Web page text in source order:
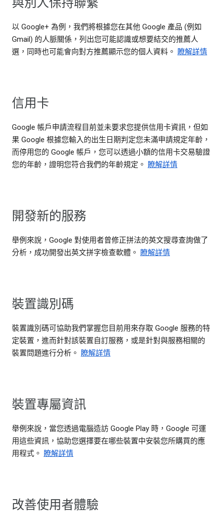
以 Google+ 為例，我們將根據您在其他 Google 產品 (例如
Gmail) 的人脈關係，列出您可能認識或想要結交的推薦人
選，同時也可能會向對方推薦顯示您的個人資料。
瞭解詳情
信用卡
Google 帳戶申請流程目前並未要求您提供信用卡資訊，但如
果 Google 根據您輸入的出生日期判定您未滿申請規定年齡，
而停用您的 Google 帳戶，您可以透過小額的信用卡交易驗證
您的年齡，證明您符合我們的年齡規定。
瞭解詳情
開發新的服務
舉例來說，Google 對使用者曾修正拼法的英文搜尋查詢做了
分析，成功開發出英文拼字檢查軟體。
瞭解詳情
裝置識別碼
裝置識別碼可協助我們掌握您目前用來存取 Google 服務的特
定裝置，進而針對該裝置自訂服務，或是針對與服務相關的
裝置問題進行分析。
瞭解詳情
裝置專屬資訊
舉例來說，當您透過電腦造訪 Google Play 時，Google 可運
用這些資訊，協助您選擇要在哪些裝置中安裝您所購買的應
用程式。
瞭解詳情
改善使用者體驗